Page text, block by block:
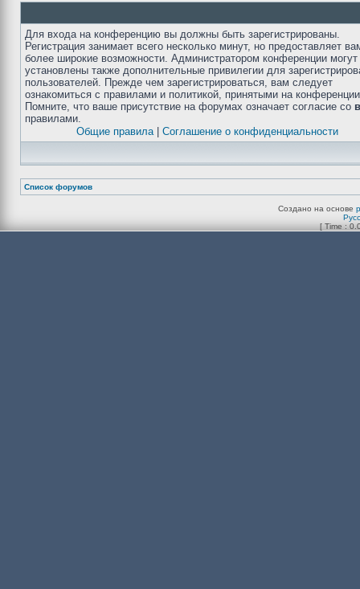
Для входа на конференцию вы должны быть зарегистрированы.
Регистрация занимает всего несколько минут, но предоставляет
более широкие возможности. Администратором конференции
установлены также дополнительные привилегии для
пользователей. Прежде чем зарегистрироваться, вам следует
ознакомиться с правилами и политикой, принятыми на
Помните, что ваше присутствие на форумах означает согласие со
правилами.
Общие правила| Соглашение о конфиденциальности
Список форумов
Создано на основе
[ Time :